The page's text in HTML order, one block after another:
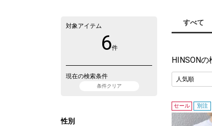
すべて
HINSONの
セール 別注
対象アイテム
6件
現在の検索条件
条件クリア
性別